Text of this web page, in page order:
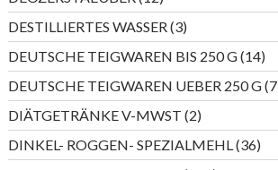
Produkte
DESTILLIERTES WASSER 33
Produkte
DEUTSCHE TEIGWAREN BIS 250 G 1414
DEUTSCHE TEIGWAREN UEBER 250 G
DIÄTGETRÄNKE V-MWST 22
Produkte
DINKEL- ROGGEN- SPEZIALMEHL 3636